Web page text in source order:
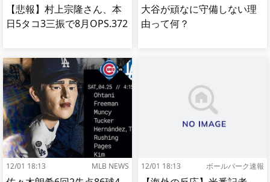
【悲報】村上宗隆さん、本
日5タコ3三振で8月OPS.372
大谷が頑なに守備しない理
由って何？
12/01 18:13 MLB NEWS 12/01 18:13 ボールパーク速報